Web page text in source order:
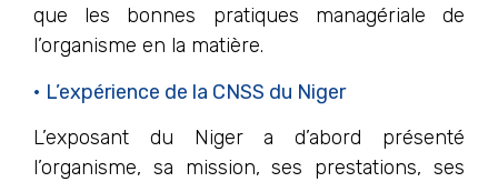
que les bonnes pratiques managériale de
l’organisme en la matière.
• L’expérience de la CNSS du Niger
L’exposant du Niger a d’abord présenté
l’organisme, sa mission, ses prestations, ses